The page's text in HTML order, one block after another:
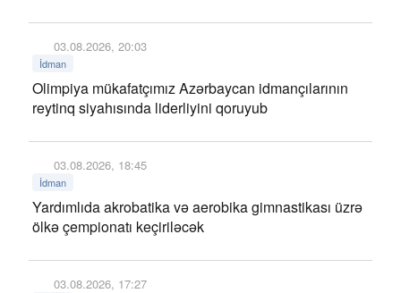
03.08.2026, 20:03
İdman
Olimpiya mükafatçımız Azərbaycan idmançılarının
reytinq siyahısında liderliyini qoruyub
03.08.2026, 18:45
İdman
Yardımlıda akrobatika və aerobika gimnastikası üzrə
ölkə çempionatı keçiriləcək
03.08.2026, 17:27